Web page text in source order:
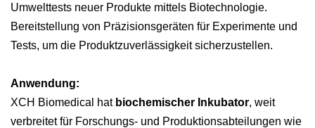
Umwelttests neuer Produkte mittels Biotechnologie.
Bereitstellung von Präzisionsgeräten für Experimente und
Tests, um die Produktzuverlässigkeit sicherzustellen.
Anwendung:
XCH Biomedical hat biochemischer Inkubator, weit
verbreitet für Forschungs- und Produktionsabteilungen wie